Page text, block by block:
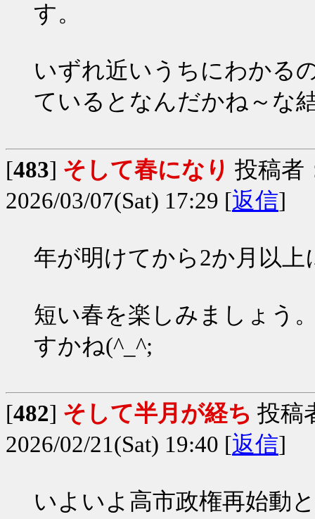
す。
いずれ近いうちにわかる
ているとなんだかね～な
[483] そして春になり 投稿者
2026/03/07(Sat) 17:29 [返信]
年が明けてから2か月以
短い春を楽しみましょう
すかね(^_^;
[482] そして半月が経ち 投稿
2026/02/21(Sat) 19:40 [返信]
いよいよ高市政権再始動